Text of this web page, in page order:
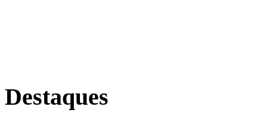
Destaques